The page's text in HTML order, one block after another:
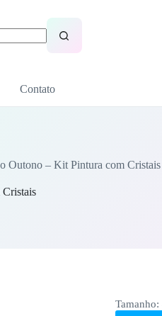
Contato
Outono – Kit Pintura com Cristais
Tamanho: